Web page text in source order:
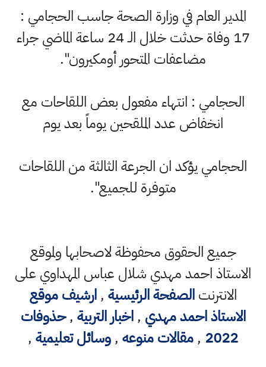
المدير العام في وزارة الصحة جاسب الحجامي :
17 وفاة حدثت خلال الـ 24 ساعة الماضي جراء
مضاعفات المتحور أومكيرون".
الحجامي : انتهاء مفعول بعض اللقاحات مع
انخفاض عدد الملقحين يوماً بعد يوم
الحجامي يؤكد ان الجرعة الثالثة من اللقاحات
متوفرة للجميع".
جميع الحقوق محفوظة لاصحابها ولموقع
الاستاذ احمد مهدي شلال عباس المهداوي على
الانترنتالصفحة الرئيسية ,ارشيف موقع
الاستاذ احمد مهدي ,اخبار التربية ,حذوفات
2022
,مقالات منوعه ,وسائل تعليمية ,